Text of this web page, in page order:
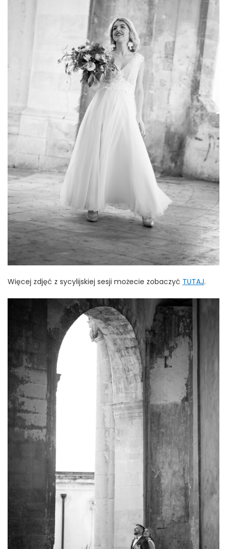
Więcej zdjęć z sycylijskiej sesji możecie zobaczyć TUTAJ.